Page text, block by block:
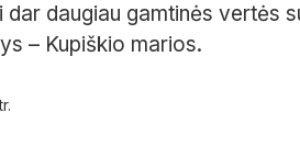
daugiau gamtinės vertės
– Kupiškio marios.